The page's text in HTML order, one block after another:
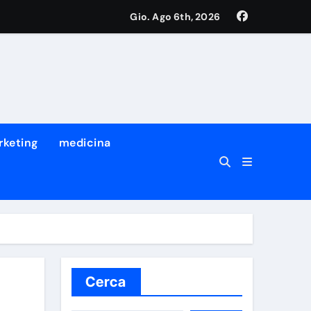
Gio. Ago 6th, 2026
medicina
Cerca